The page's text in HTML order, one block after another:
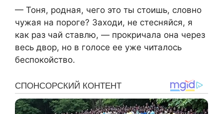
— Тоня, родная, чего это ты стоишь, словно
чужая на пороге? Заходи, не стесняйся, я
как раз чай ставлю, — прокричала она через
весь двор, но в голосе ее уже читалось
беспокойство.